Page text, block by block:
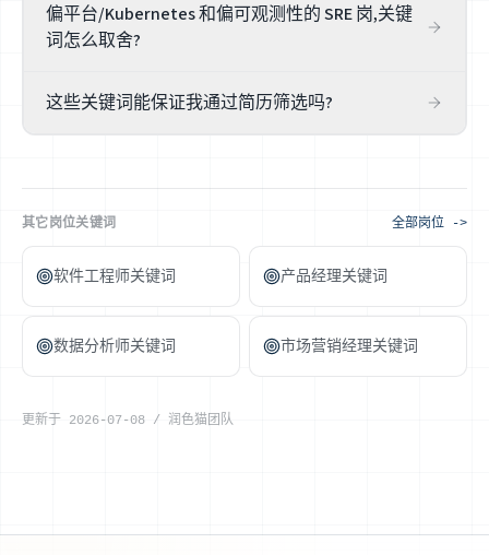
的事是否对得上 SRE 的核心:你写过 IaC、搭过监控告警、参
与过 On-call 和故障复盘吗?有就如实写出来,用 SRE 的语言
没做过的 On-call 经历——面试问『讲一次你处理的 P1 事
故』时,真实经历才答得上。
偏平台/Kubernetes 和偏可观测性的 SRE 岗,关键
词怎么取舍?
Terraform、多集群、容量规划;可观测性型 SRE 高频出现
Prometheus、Grafana、分布式追踪、日志体系、告警治
这些关键词能保证我通过简历筛选吗?
岗位更相关、进到面试。真正决定结果的是你扛过的真实线
上经历。润色猫帮你看清差距,不卖『保证过筛』的焦虑。
其它岗位关键词 全部岗位 ->
软件工程师关键词 产品经理关键词
数据分析师关键词 市场营销经理关键词
更新于 2026-07-08 / 润色猫团队